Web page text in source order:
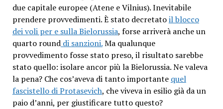
due capitale europee (Atene e Vilnius). Inevitabile
prendere provvedimenti. È stato decretatoil blocco
dei voli per e sulla Bielorussia, forse arriverà anche un
quarto rounddi sanzioni.Ma qualunque
provvedimento fosse stato preso, il risultato sarebbe
stato quello: isolare ancor più la Bielorussia. Ne valeva
la pena? Che cos’aveva di tanto importante quel
fascistello di Protasevich, che viveva in esilio già da un
paio d’anni, per giustificare tutto questo?